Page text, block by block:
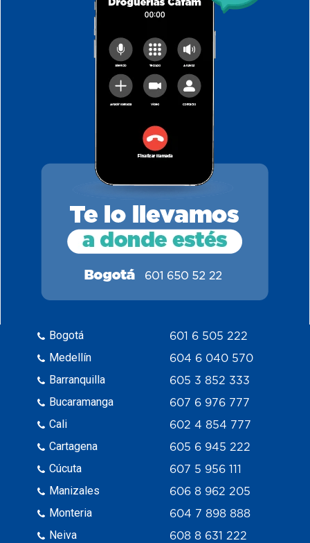
Bogotá
Medellín
Barranquilla
Bucaramanga
Cali
Cartagena
Cúcuta
Manizales
Monteria
Neiva
601 6 505 222
604 6 040 570
605 3 852 333
607 6 976 777
602 4 854 777
605 6 945 222
607 5 956 111
606 8 962 205
604 7 898 888
608 8 631 222